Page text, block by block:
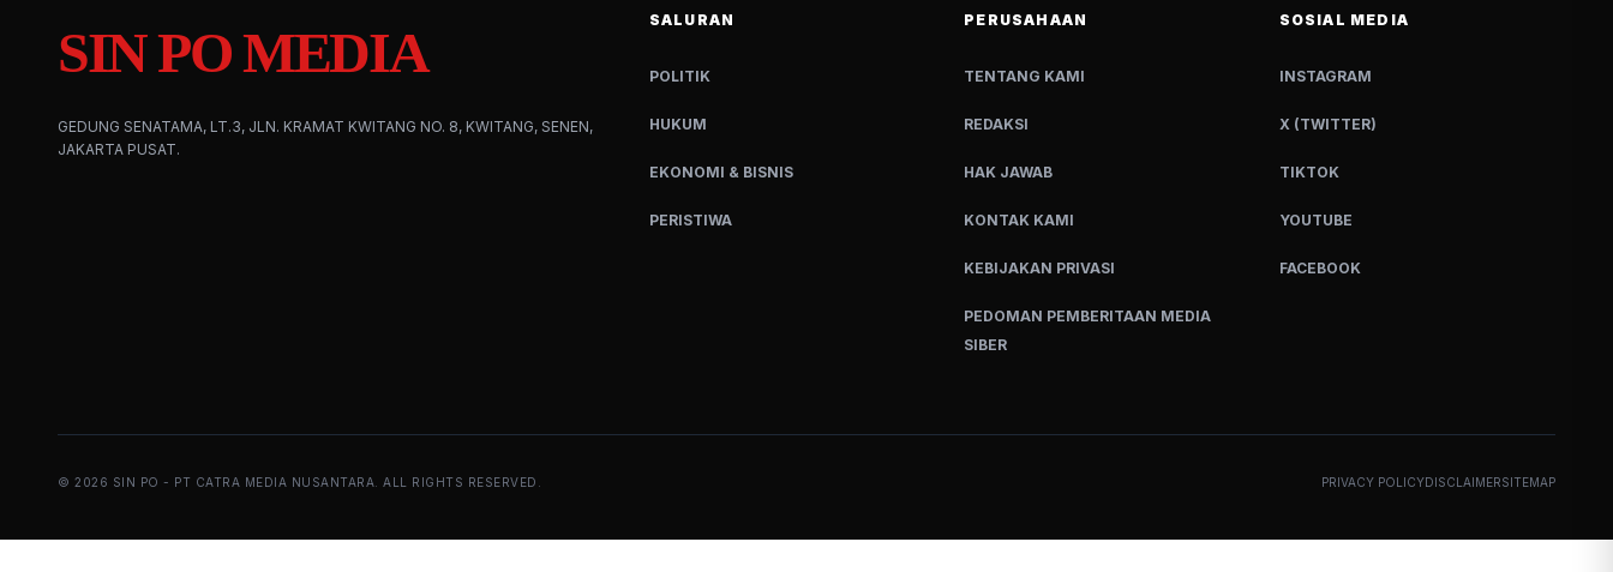
SIN PO MEDIA
GEDUNG SENATAMA, LT.3, JLN. KRAMAT KWITANG NO. 8, KWITANG, SENEN,
JAKARTA PUSAT.
SALURAN
POLITIK
HUKUM
EKONOMI & BISNIS
PERISTIWA
PERUSAHAAN
TENTANG KAMI
REDAKSI
HAK JAWAB
KONTAK KAMI
KEBIJAKAN PRIVASI
PEDOMAN PEMBERITAAN MEDIA
SIBER
SOSIAL MEDIA
INSTAGRAM
X (TWITTER)
TIKTOK
YOUTUBE
FACEBOOK
© 2026 SIN PO - PT CATRA MEDIA NUSANTARA. ALL RIGHTS RESERVED. PRIVACY POLICYDISCLAIMERSITEMAP